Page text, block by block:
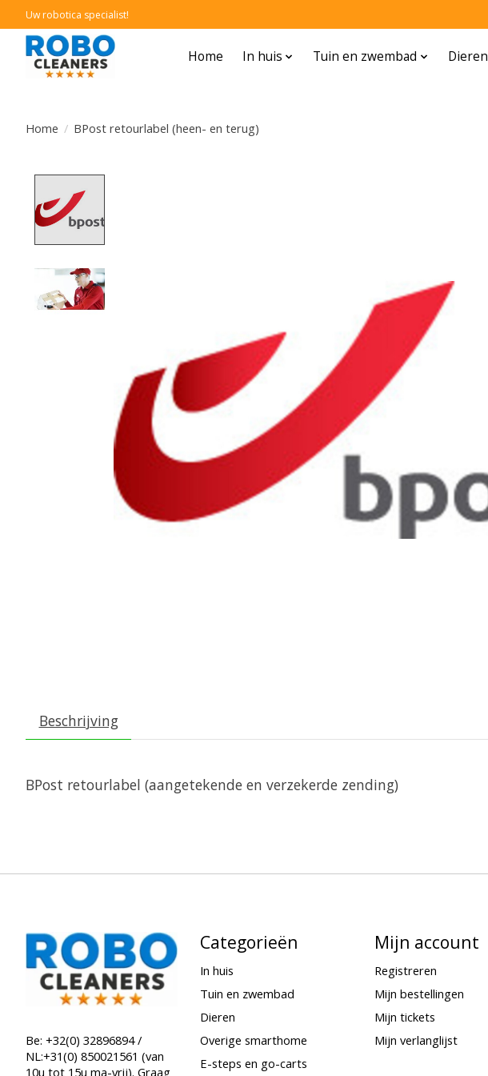
Uw robotica specialist!
Home In huis Tuin en zwembad Dieren
Home / BPost retourlabel (heen- en terug)
Beschrijving
BPost retourlabel (aangetekende en verzekerde zending)
Be: +32(0) 32896894 /
NL:+31(0) 850021561 (van
10u tot 15u ma-vrij). Graag
Categorieën
In huis
Tuin en zwembad
Dieren
Overige smarthome
E-steps en go-carts
Mijn account
Registreren
Mijn bestellingen
Mijn tickets
Mijn verlanglijst